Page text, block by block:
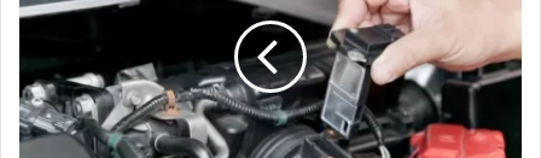
مستشعر
درجة
الإدخال